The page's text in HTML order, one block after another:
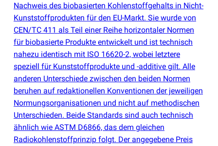
Nachweis des biobasierten Kohlenstoffgehalts in Nicht-
Kunststoffprodukten für den EU-Markt. Sie wurde von
CEN/TC 411 als Teil einer Reihe horizontaler Normen
für biobasierte Produkte entwickelt und ist technisch
nahezu identisch mit ISO 16620-2, wobei letztere
speziell für Kunststoffprodukte und -additive gilt. Alle
anderen Unterschiede zwischen den beiden Normen
beruhen auf redaktionellen Konventionen der jeweiligen
Normungsorganisationen und nicht auf methodischen
Unterschieden. Beide Standards sind auch technisch
ähnlich wie ASTM D6866, das dem gleichen
Radiokohlenstoffprinzip folgt. Der angegebene Preis